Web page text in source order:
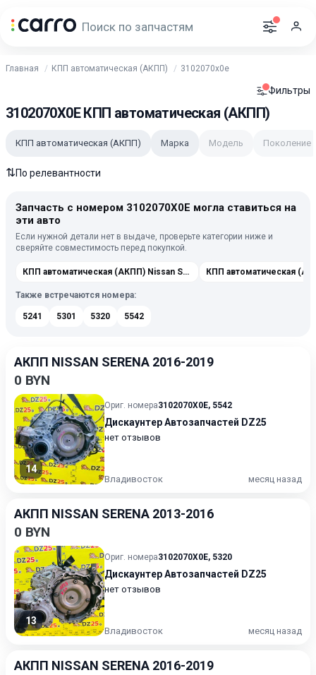
Главная КПП автоматическая (АКПП) 3102070x0e
Фильтры
3102070X0E КПП автоматическая (АКПП)
КПП автоматическая (АКПП) Марка Модель Поколение
⇅По релевантности
Запчасть с номером 3102070X0E могла ставиться на
эти авто
Если нужной детали нет в выдаче, проверьте категории ниже и
сверяйте совместимость перед покупкой.
КПП автоматическая (АКПП) Nissan Serena C27 2016-2019
Также встречаются номера:
5241 5301 5320 5542
АКПП NISSAN SERENA 2016-2019
0 BYN
14
Ориг. номера3102070X0E, 5542
Дискаунтер Автозапчастей DZ25
нет отзывов
Владивосток месяц назад
АКПП NISSAN SERENA 2013-2016
0 BYN
13
Ориг. номера3102070X0E, 5320
Дискаунтер Автозапчастей DZ25
нет отзывов
Владивосток месяц назад
АКПП NISSAN SERENA 2016-2019